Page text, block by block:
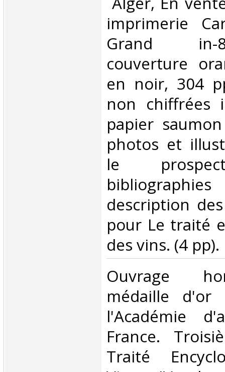
imprimerie
Grand in-
couverture
en noir, 304
non chiffrées
papier
photos et
le
description
pour Le traité
des vins. (4 pp). ‎
‎Ouvrage
médaille d'or
l'Académie
France.
Traité